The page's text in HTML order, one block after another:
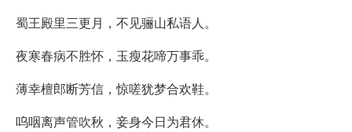
蜀王殿里三更月，不见骊山私语人。
夜寒春病不胜怀，玉瘦花啼万事乖。
薄幸檀郎断芳信，惊嗟犹梦合欢鞋。
呜咽离声管吹秋，妾身今日为君休。